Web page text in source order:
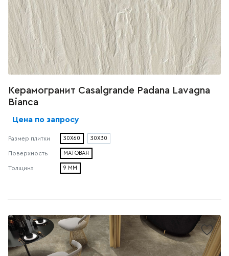
Керамогранит Casalgrande Padana Lavagna
Bianca
Цена по запросу
Размер плитки 30X60 30X30
Поверхность МАТОВАЯ
Толщина 9 ММ